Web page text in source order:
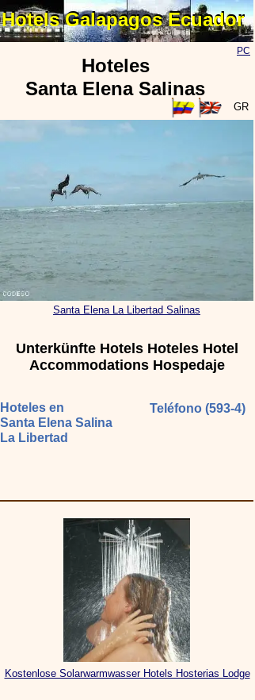
Hoteles
Santa Elena Salinas
Hotels Galapagos Ecuador
Hotels Galapagos Ecuador
Unterkünfte Hotels Hoteles Hotel
Accommodations Hospedaje
Santa Elena La Libertad Salinas
Teléfono (593-4)
Hoteles en
Santa Elena Salina
La Libertad
Kostenlose Solarwarmwasser Hotels Hosterias Lodge
PC
GR